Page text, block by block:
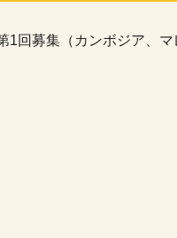
回募集（カンボジア、マ